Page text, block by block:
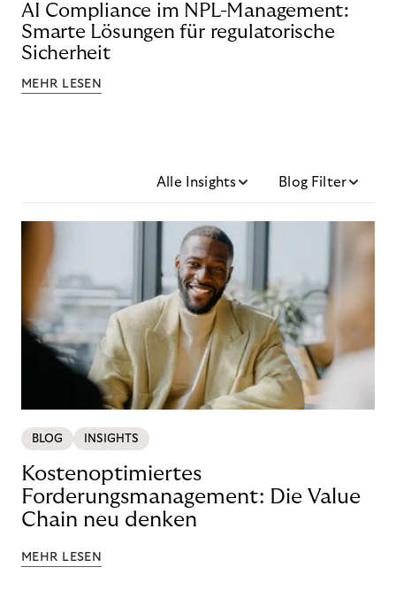
AI Compliance im NPL-Management:
Smarte Lösungen für regulatorische
Sicherheit
MEHR LESEN
Alle Insights Blog Filter
BLOG INSIGHTS
Kostenoptimiertes
Forderungsmanagement: Die Value
Chain neu denken
MEHR LESEN